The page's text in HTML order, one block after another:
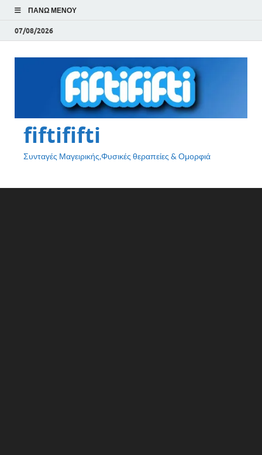
ΠΆΝΩ ΜΕΝΟΎ
07/08/2026
fiftififti
Συνταγές Μαγειρικής,Φυσικές θεραπείες & Ομορφιά